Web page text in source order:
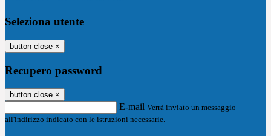
Seleziona utente
button close ×
Recupero password
button close ×
E-mail Verrà inviato un messaggio
all'indirizzo indicato con le istruzioni necessarie.